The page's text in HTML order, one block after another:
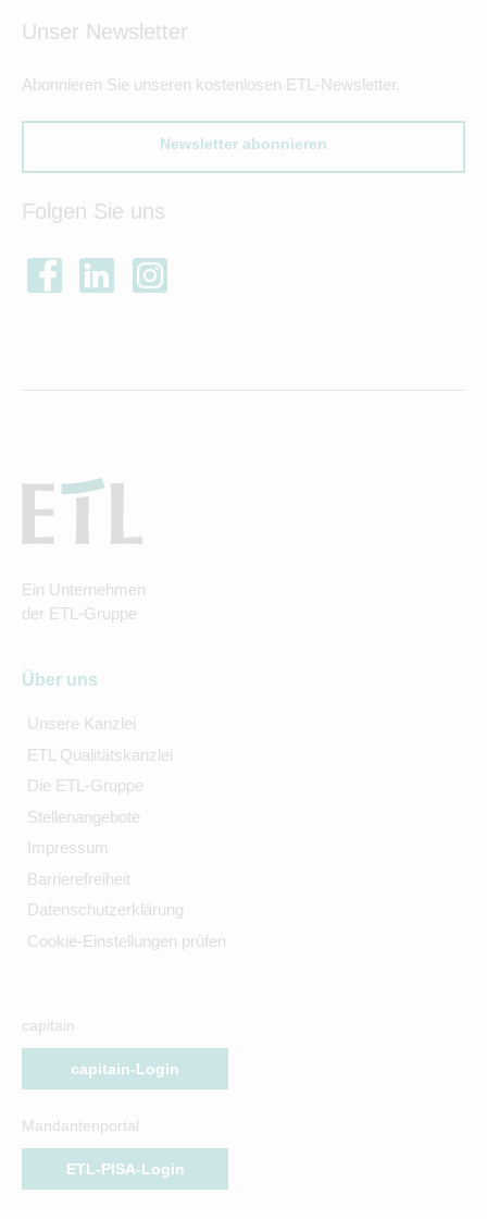
Unser Newsletter
Abonnieren Sie unseren kostenlosen ETL-Newsletter.
Newsletter abonnieren
Folgen Sie uns
Ein Unternehmen
der ETL-Gruppe
Über uns
Unsere Kanzlei
ETL Qualitätskanzlei
Die ETL-Gruppe
Stellenangebote
Impressum
Barrierefreiheit
Datenschutzerklärung
Cookie-Einstellungen prüfen
capitain
capitain-Login
Mandantenportal
ETL-PISA-Login